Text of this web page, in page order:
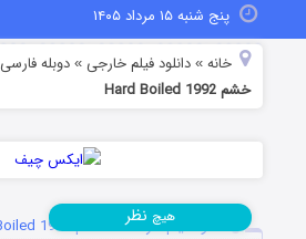
پنج شنبه ۱۵ مرداد ۱۴۰۵
خانه »دانلود فیلم خارجی »دوبله فارسی
خشم Hard Boiled 1992
دانلود فیلم هر لحظه خشم Hard Boiled 1992
هیچ نظر